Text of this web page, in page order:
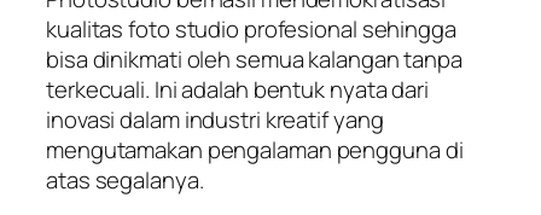
kualitas foto studio profesional sehingga
bisa dinikmati oleh semua kalangan tanpa
terkecuali. Ini adalah bentuk nyata dari
inovasi dalam industri kreatif yang
mengutamakan pengalaman pengguna di
atas segalanya.